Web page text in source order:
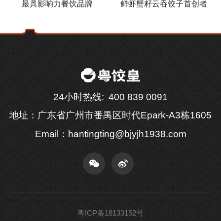
最具影响力餐饮品牌 鲜虾蟹籽云吞饺子首创者
24小时热线
400 839 0091
地址：广东省广州市番禺区时代Epark-A3栋1605
Email：hantingting@bjyjh1938.com
粤ICP备18133152号